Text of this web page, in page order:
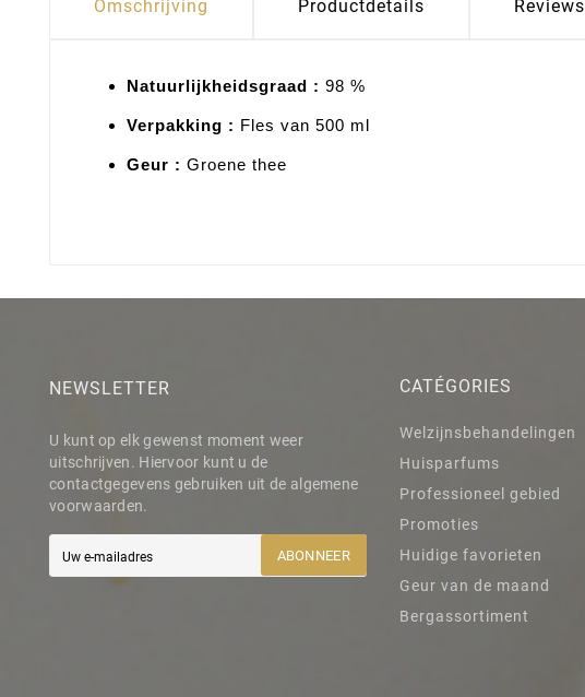
Omschrijving Productdetails Reviews
Natuurlijkheidsgraad : 98 %
Verpakking : Fles van 500 ml
Geur : Groene thee
NEWSLETTER
U kunt op elk gewenst moment weer
uitschrijven. Hiervoor kunt u de
contactgegevens gebruiken uit de algemene
voorwaarden.
ABONNEER
CATÉGORIES
Welzijnsbehandelingen
Huisparfums
Professioneel gebied
Promoties
Huidige favorieten
Geur van de maand
Bergassortiment